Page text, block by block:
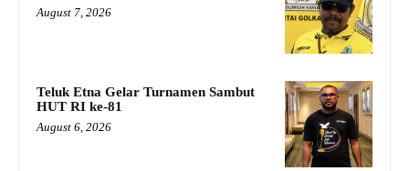
August 7, 2026
Teluk Etna Gelar Turnamen Sambut
HUT RI ke-81
August 6, 2026